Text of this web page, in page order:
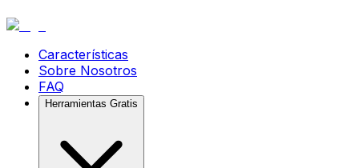
Características
Sobre Nosotros
FAQ
Herramientas Gratis